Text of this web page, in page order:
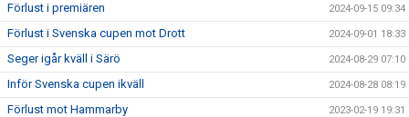
Förlust i premiären 2024-09-15 09:34
Förlust i Svenska cupen mot Drott 2024-09-01 18:33
Seger igår kväll i Särö 2024-08-29 07:10
Inför Svenska cupen ikväll 2024-08-28 08:19
Förlust mot Hammarby 2023-02-19 19:31